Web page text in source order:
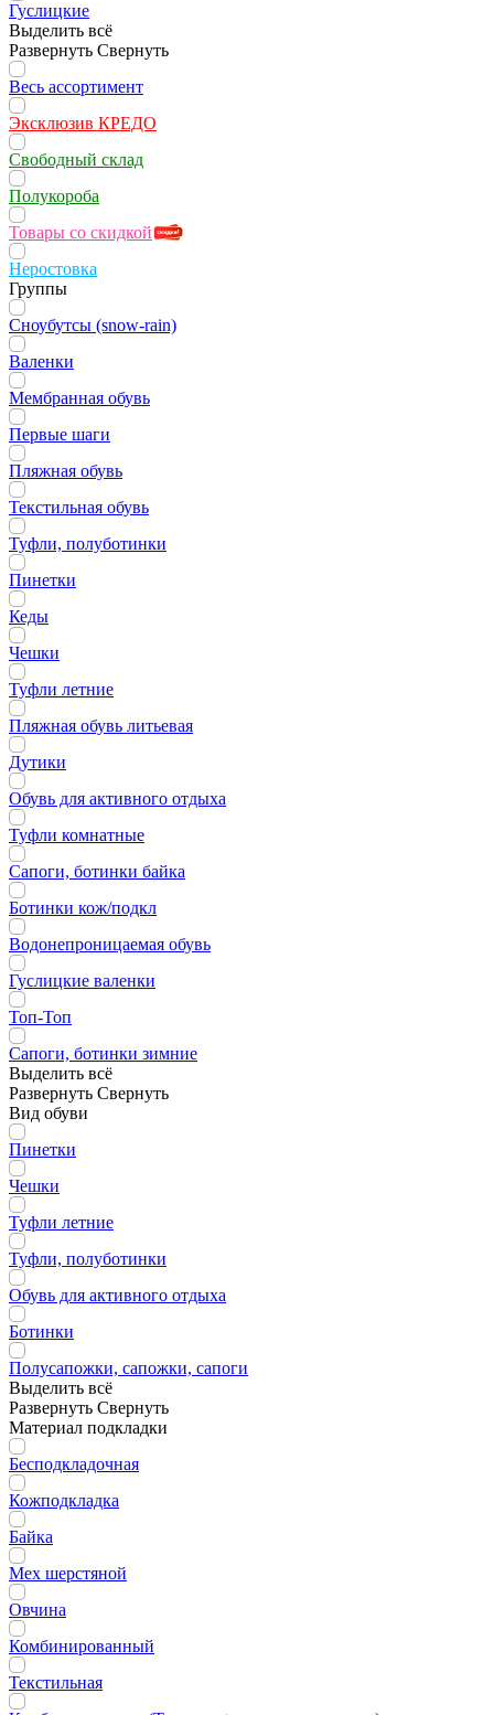
Гуслицкие
Выделить всё
Развернуть Свернуть
Весь ассортимент
Эксклюзив КРЕДО
Свободный склад
Полукороба
Товары со скидкой
Неростовка
Группы
Сноубутсы (snow-rain)
Валенки
Мембранная обувь
Первые шаги
Пляжная обувь
Текстильная обувь
Туфли, полуботинки
Пинетки
Кеды
Чешки
Туфли летние
Пляжная обувь литьевая
Дутики
Обувь для активного отдыха
Туфли комнатные
Сапоги, ботинки байка
Ботинки кож/подкл
Водонепроницаемая обувь
Гуслицкие валенки
Топ-Топ
Сапоги, ботинки зимние
Выделить всё
Развернуть Свернуть
Вид обуви
Пинетки
Чешки
Туфли летние
Туфли, полуботинки
Обувь для активного отдыха
Ботинки
Полусапожки, сапожки, сапоги
Выделить всё
Развернуть Свернуть
Материал подкладки
Бесподкладочная
Кожподкладка
Байка
Мех шерстяной
Овчина
Комбинированный
Текстильная